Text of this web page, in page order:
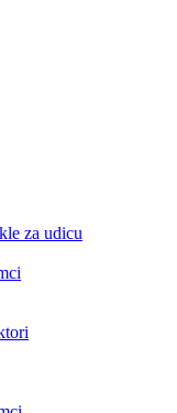
za udicu